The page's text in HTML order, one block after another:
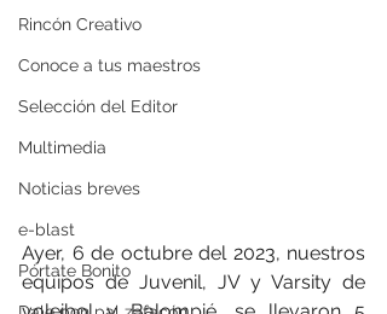
Rincón Creativo
Conoce a tus maestros
Selección del Editor
Multimedia
Noticias breves
e-blast
Pórtate Bonito
Ayer, 6 de octubre del 2023, nuestros
equipos de Juvenil, JV y Varsity de